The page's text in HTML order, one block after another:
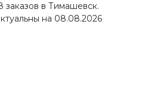
заказов в Тимашевск.
на 08.08.2026